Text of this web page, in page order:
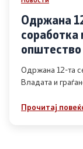
Одржана
соработка
општество
Одржана 12-та
Владата и
Прочитај